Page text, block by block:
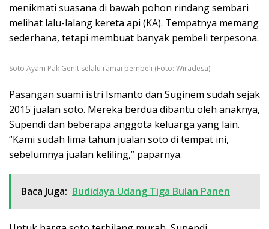
menikmati suasana di bawah pohon rindang sembari
melihat lalu-lalang kereta api (KA). Tempatnya memang
sederhana, tetapi membuat banyak pembeli terpesona.
Soto Ayam Pak Genit selalu ramai pembeli (Foto: Wiradesa)
Pasangan suami istri Ismanto dan Suginem sudah sejak
2015 jualan soto. Mereka berdua dibantu oleh anaknya,
Supendi dan beberapa anggota keluarga yang lain.
“Kami sudah lima tahun jualan soto di tempat ini,
sebelumnya jualan keliling,” paparnya.
Baca Juga: Budidaya Udang Tiga Bulan Panen